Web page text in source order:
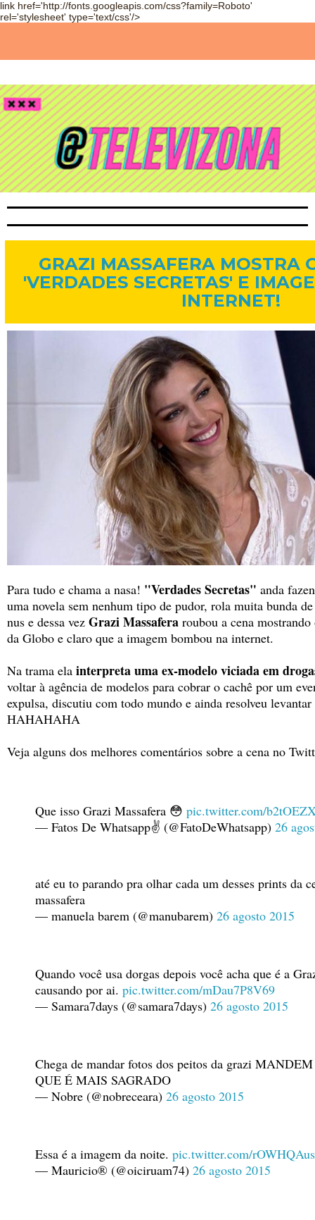
link href='http://fonts.googleapis.com/css?family=Roboto'
rel='stylesheet' type='text/css'/>
GRAZI MASSAFERA MOSTRA
'VERDADES SECRETAS' E
INTERNET!
Para tudo e chama a nasa! "Verdades Secretas" anda
uma novela sem nenhum tipo de pudor, rola muita bunda
nus e dessa vez Grazi Massafera roubou a cena
da Globo e claro que a imagem bombou na internet.
Na trama ela interpreta uma ex-modelo viciada em
voltar à agência de modelos para cobrar o cachê por um
expulsa, discutiu com todo mundo e ainda resolveu
HAHAHAHA
Veja alguns dos melhores comentários sobre a cena no
Que isso Grazi Massafera 😳 pic.twitter.com/
— Fatos De Whatsapp✌ (@FatoDeWhatsapp) 26
até eu to parando pra olhar cada um desses prints da
massafera
— manuela barem (@manubarem) 26 agosto 2015
Quando você usa dorgas depois você acha que é a
causando por ai. pic.twitter.com/mDau7P8V69
— Samara7days (@samara7days) 26 agosto 2015
Chega de mandar fotos dos peitos da grazi
QUE É MAIS SAGRADO
— Nobre (@nobreceara) 26 agosto 2015
Essa é a imagem da noite. pic.twitter.com/
— Mauricio® (@oiciruam74) 26 agosto 2015